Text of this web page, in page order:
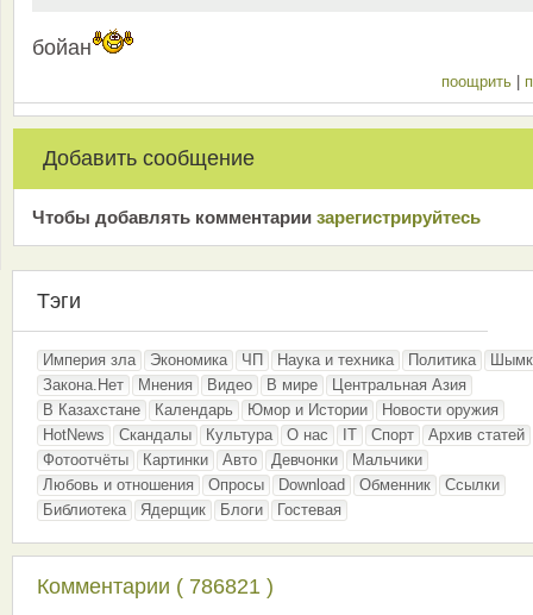
бойан
поощрить
Добавить сообщение
Чтобы добавлять комментарии зарeгиcтрирyйтeсь
Тэги
Империя зла Экономика ЧП Наука и техника Политика
Закона.Нет
Мнения Видео В мире
Центральная Азия
В Казахстане
Календарь Юмор и Истории
Новости оружия
HotNews
Скандалы Культура О нас IT Спорт
Архив статей
Фотоотчёты
Картинки Авто Девчонки
Мальчики
Любовь и отношения
Опросы Download Обменник
Ссылки
Библиотека
Ядерщик Блоги Гостевая
Комментарии ( 786821 )